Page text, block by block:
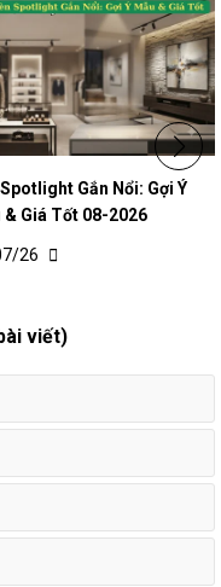
Gắn Nổi: Gợi Ý
& Giá Tốt 08-2026
26
viết)